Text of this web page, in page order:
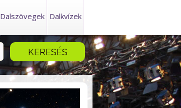
Dalszövegek Dalkvízek